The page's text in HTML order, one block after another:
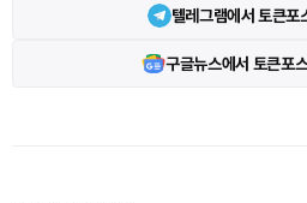
텔레그램에서 토큰포
구글뉴스에서 토큰포